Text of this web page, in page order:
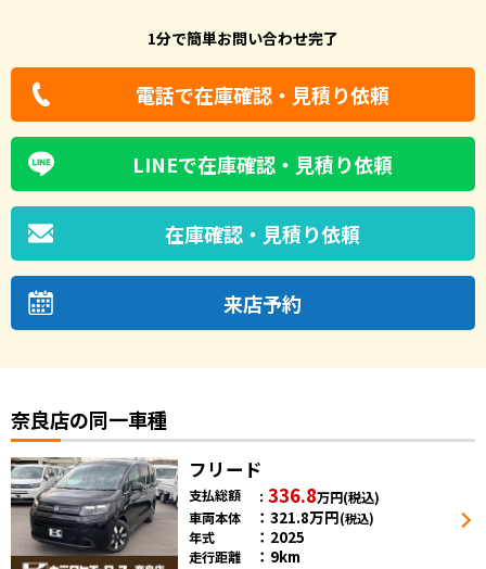
1分で簡単お問い合わせ完了
電話で在庫確認・見積り依頼
LINEで在庫確認・見積り依頼
在庫確認・見積り依頼
来店予約
奈良店の同一車種
フリード
支払総額 336.8万円(税込)
車両本体
321.8万円(税込)
年式 2025
走行距離 9km